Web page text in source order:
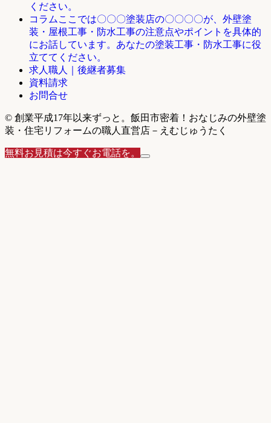
ください。
コラム ここでは〇〇〇塗装店の〇〇〇〇が、外壁塗
装・屋根工事・防水工事の注意点やポイントを具体的
にお話しています。あなたの塗装工事・防水工事に役
立ててください。
求人職人｜後継者募集
資料請求
お問合せ
© 創業平成17年以来ずっと。飯田市密着！おなじみの外壁塗
装・住宅リフォームの職人直営店－えむじゅうたく
無料お見積は今すぐお電話を。